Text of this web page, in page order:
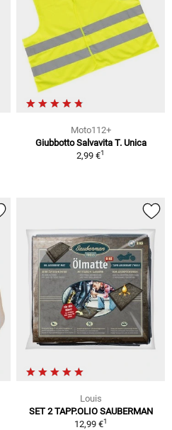
Moto112+
Giubbotto Salvavita T. Unica
2,99 €1
Louis
SET 2 TAPP.OLIO SAUBERMAN
12,99 €1